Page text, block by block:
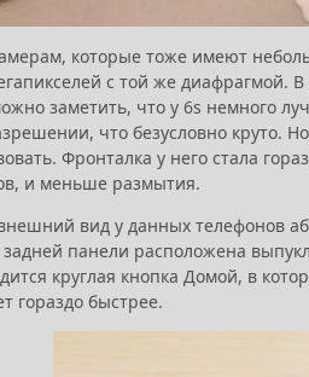
которые тоже имеют
с той же диафрагмой.
заметить, что у 6s немного
что безусловно круто.
Фронталка у него стала
и меньше размытия.
вид у данных телефонов
задней панели расположена
круглая кнопка Домой, в
гораздо быстрее.